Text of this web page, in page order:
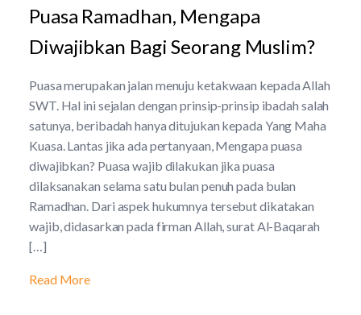
Puasa Ramadhan, Mengapa
Diwajibkan Bagi Seorang Muslim?
Puasa merupakan jalan menuju ketakwaan kepada Allah
SWT. Hal ini sejalan dengan prinsip-prinsip ibadah salah
satunya, beribadah hanya ditujukan kepada Yang Maha
Kuasa. Lantas jika ada pertanyaan, Mengapa puasa
diwajibkan? Puasa wajib dilakukan jika puasa
dilaksanakan selama satu bulan penuh pada bulan
Ramadhan. Dari aspek hukumnya tersebut dikatakan
wajib, didasarkan pada firman Allah, surat Al-Baqarah
[…]
Read More